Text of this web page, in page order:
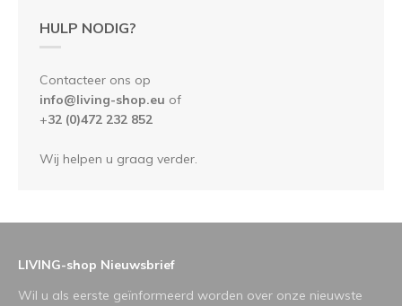
HULP NODIG?
Contacteer ons op
info@living-shop.eu of
+32 (0)472 232 852
Wij helpen u graag verder.
LIVING-shop Nieuwsbrief
Wil u als eerste geïnformeerd worden over onze nieuwste